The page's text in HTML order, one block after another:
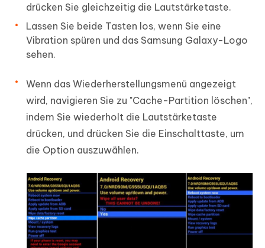
drücken Sie gleichzeitig die Lautstärketaste.
Lassen Sie beide Tasten los, wenn Sie eine
Vibration spüren und das Samsung Galaxy-Logo
sehen.
Wenn das Wiederherstellungsmenü angezeigt
wird, navigieren Sie zu "Cache-Partition löschen",
indem Sie wiederholt die Lautstärketaste
drücken, und drücken Sie die Einschalttaste, um
die Option auszuwählen.